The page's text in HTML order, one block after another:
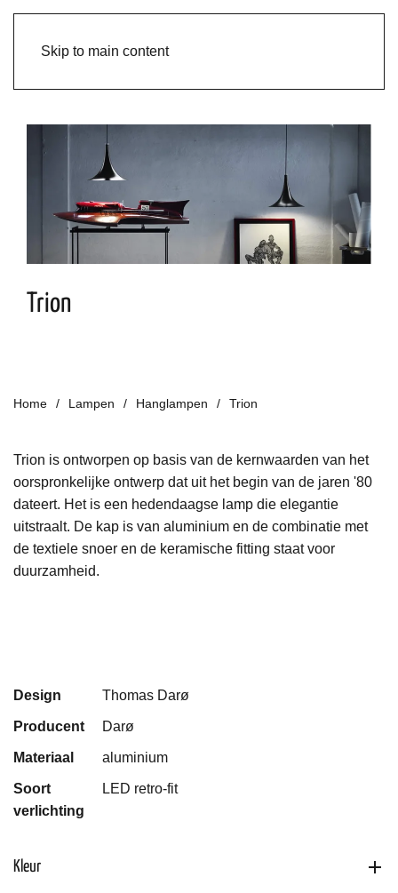
Skip to main content
Trion
Home Lampen Hanglampen Trion
Trion is ontworpen op basis van de kernwaarden van het
oorspronkelijke ontwerp dat uit het begin van de jaren '80
dateert. Het is een hedendaagse lamp die elegantie
uitstraalt. De kap is van aluminium en de combinatie met
de textiele snoer en de keramische fitting staat voor
duurzamheid.
Design Thomas Darø
Producent Darø
Materiaal aluminium
Soort
verlichting
LED retro-fit
Kleur